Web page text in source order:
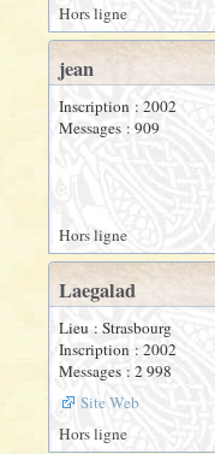
Hors ligne
jean
Inscription : 2002
Messages : 909
Hors ligne
Laegalad
Lieu : Strasbourg
Inscription : 2002
Messages : 2 998
Site Web
Hors ligne